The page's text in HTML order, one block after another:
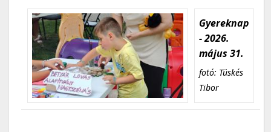
Gyereknap
- 2026.
május 31.
fotó: Tüskés
Tibor